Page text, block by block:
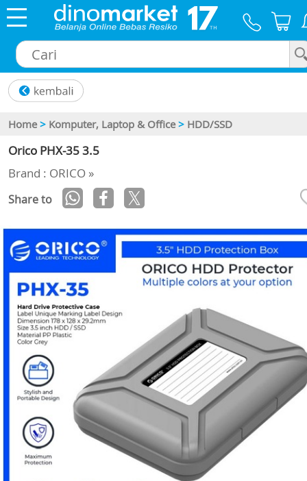
Home > Komputer, Laptop & Office > HDD/SSD
Orico PHX-35 3.5
Brand : ORICO »
Share to